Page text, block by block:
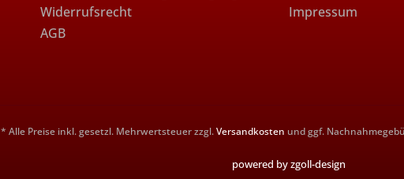
Widerrufsrecht
AGB
Impressum
* Alle Preise inkl. gesetzl. Mehrwertsteuer zzgl.Versandkosten und ggf.
powered by zgoll-design